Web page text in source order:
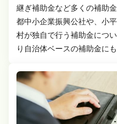
継ぎ補助金など多くの補助
都中小企業振興公社や、小
村が独自で行う補助金につ
り自治体ベースの補助金に